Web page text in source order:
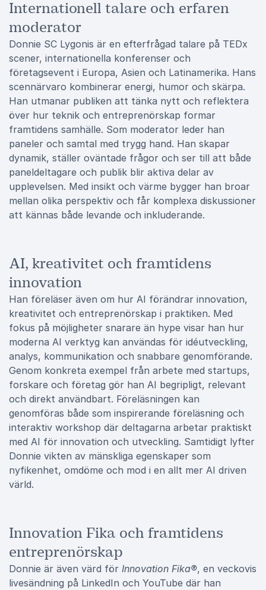
Internationell talare och erfaren
moderator
Donnie SC Lygonis är en efterfrågad talare på TEDx
scener, internationella konferenser och
företagsevent i Europa, Asien och Latinamerika. Hans
scennärvaro kombinerar energi, humor och skärpa.
Han utmanar publiken att tänka nytt och reflektera
över hur teknik och entreprenörskap formar
framtidens samhälle. Som moderator leder han
paneler och samtal med trygg hand. Han skapar
dynamik, ställer oväntade frågor och ser till att både
paneldeltagare och publik blir aktiva delar av
upplevelsen. Med insikt och värme bygger han broar
mellan olika perspektiv och får komplexa diskussioner
att kännas både levande och inkluderande.
AI, kreativitet och framtidens
innovation
Han föreläser även om hur AI förändrar innovation,
kreativitet och entreprenörskap i praktiken. Med
fokus på möjligheter snarare än hype visar han hur
moderna AI verktyg kan användas för idéutveckling,
analys, kommunikation och snabbare genomförande.
Genom konkreta exempel från arbete med startups,
forskare och företag gör han AI begripligt, relevant
och direkt användbart. Föreläsningen kan
genomföras både som inspirerande föreläsning och
interaktiv workshop där deltagarna arbetar praktiskt
med AI för innovation och utveckling. Samtidigt lyfter
Donnie vikten av mänskliga egenskaper som
nyfikenhet, omdöme och mod i en allt mer AI driven
värld.
Innovation Fika och framtidens
entreprenörskap
Donnie är även värd för Innovation Fika®, en veckovis
livesändning på LinkedIn och YouTube där han